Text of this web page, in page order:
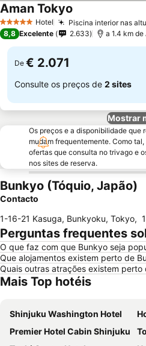
5 Estrelas Hotel Piscina interior nas
Aman Tokyo
8,8 Excelente 2.633 a 1.4 km
De € 2.071
Consulte os preços de 2 sites
Mostrar
Os preços e a disponibilidade que
mudam frequentemente. Como
ofertas que consulta no trivago e
nos sites de reserva.
Bunkyo (Tóquio, Japão)
Contacto
1-16-21 Kasuga, Bunkyoku, Tokyo,
Perguntas frequentes
O que faz com que Bunkyo seja
Que alojamentos existem perto de
Quais outras atrações existem perto
Mais Top hotéis
Shinjuku Washington Hotel
Premier Hotel Cabin Shinjuku